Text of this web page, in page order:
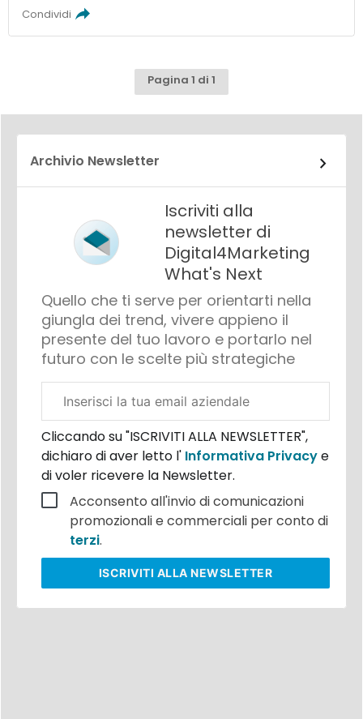
Condividi
Pagina 1 di 1
Archivio Newsletter
Iscriviti alla
newsletter di
Digital4Marketing
What's Next
Quello che ti serve per orientarti nella
giungla dei trend, vivere appieno il
presente del tuo lavoro e portarlo nel
futuro con le scelte più strategiche
aziendale
Cliccando su "ISCRIVITI ALLA NEWSLETTER",
dichiaro di aver letto l'Informativa Privacye
di voler ricevere la Newsletter.
Acconsento all'invio di comunicazioni
promozionali e commerciali per conto di
terzi.
ISCRIVITI ALLA NEWSLETTER